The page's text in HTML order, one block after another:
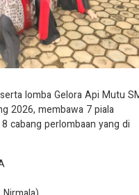
lomba Gelora Api Mutu
2026, membawa 7 piala
cabang perlombaan yang di